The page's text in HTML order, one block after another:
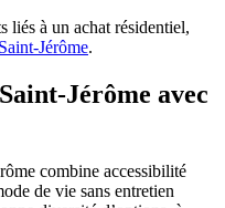
liés à un achat résidentiel,
Jérôme.
Jérôme avec
combine accessibilité
de vie sans entretien